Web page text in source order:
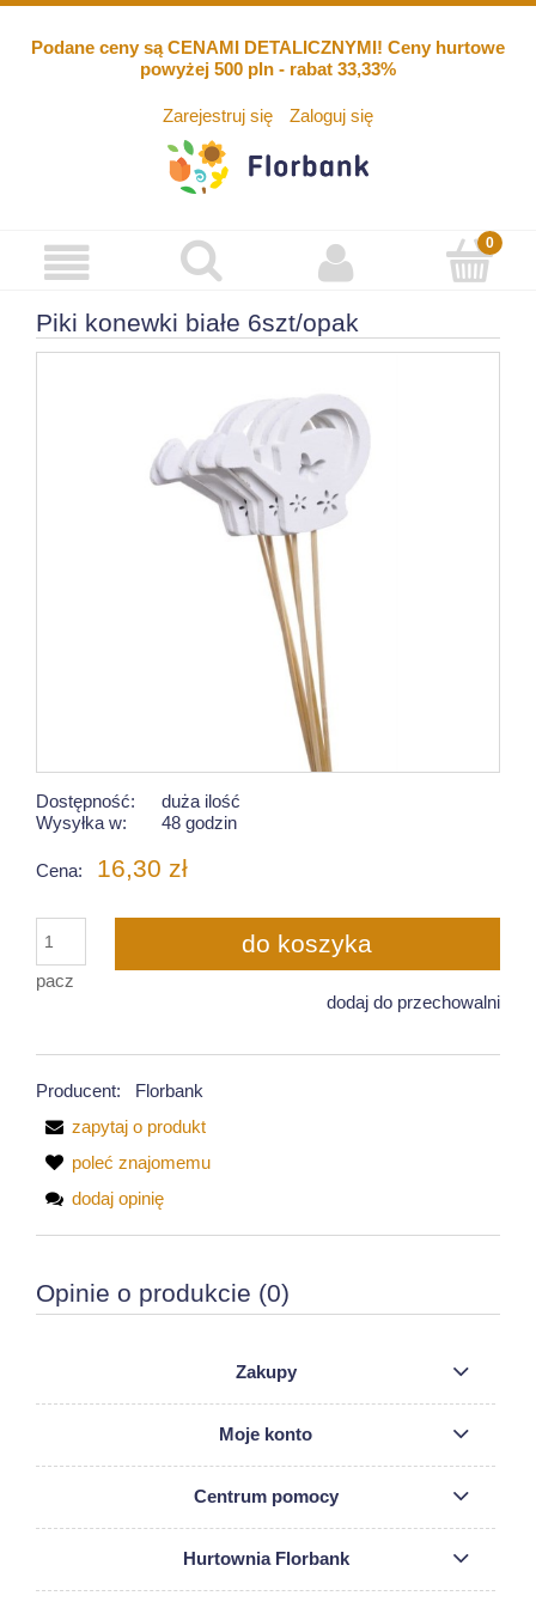
Podane ceny są CENAMI DETALICZNYMI! Ceny hurtowe
powyżej 500 pln - rabat 33,33%
Zarejestruj się Zaloguj się
Piki konewki białe 6szt/opak
Dostępność:
duża ilość
Wysyłka w:
48 godzin
Cena: 16,30 zł
pacz
do koszyka
dodaj do przechowalni
Producent:
Florbank
zapytaj o produkt
poleć znajomemu
dodaj opinię
Opinie o produkcie (0)
Zakupy
Moje konto
Centrum pomocy
Hurtownia Florbank